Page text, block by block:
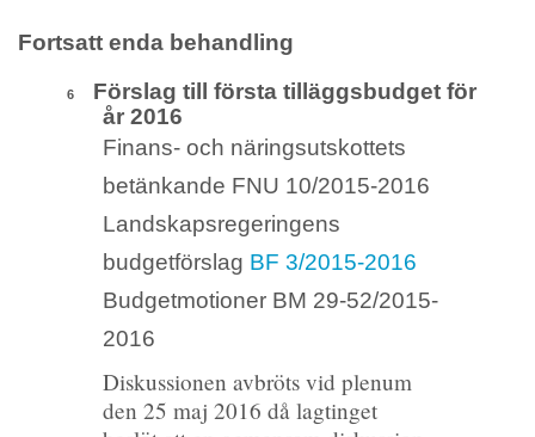
Fortsatt enda behandling
6
Förslag till första tilläggsbudget för
år 2016
Finans- och näringsutskottets
betänkande FNU 10/2015-2016
Landskapsregeringens
budgetförslag BF 3/2015-2016
Budgetmotioner BM 29-52/2015-
2016
Diskussionen avbröts vid plenum
den 25 maj 2016 då lagtinget